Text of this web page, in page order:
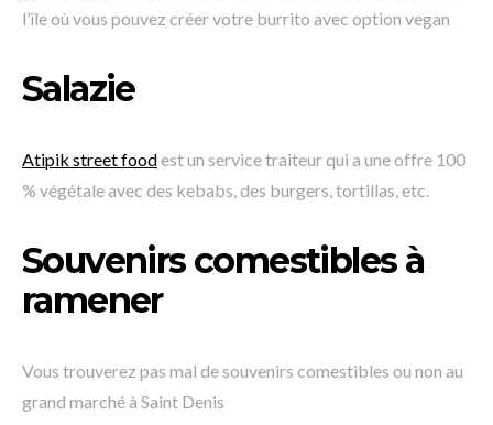
l’île où vous pouvez créer votre burrito avec option vegan
Salazie
Atipik street foodest un service traiteur qui a une offre 100
% végétale avec des kebabs, des burgers, tortillas, etc.
Souvenirs comestibles à
ramener
Vous trouverez pas mal de souvenirs comestibles ou non au
grand marché à Saint Denis